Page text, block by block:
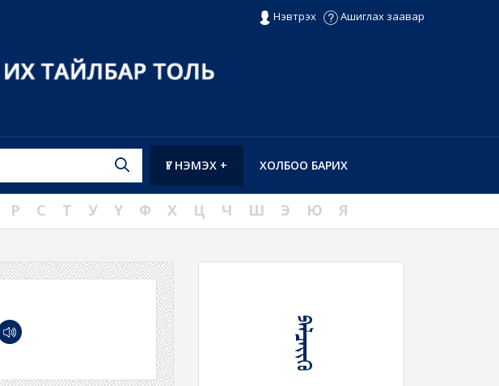
Нэвтрэх Ашиглах заавар
ХОЛБОО БАРИХ
ҮГ НЭМЭХ +
Р С Т У Ү Ф Х Ц Ч Ш Э Ю Я
ᠫᠡᠯᠴᠡᠶᠢᠬᠦ